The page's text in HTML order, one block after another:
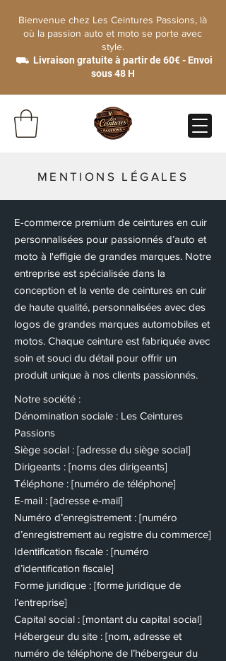
Bienvenue chez Les Ceintures Passions, là
où la passion auto et moto se porte avec
style.
⛟ Livraison gratuite à partir de 60€ - Envoi
sous 48 H
MENTIONS LÉGALES
E-commerce premium de ceintures en cuir
personnalisées pour passionnés d’auto et
moto à l'effigie de grandes marques. Notre
entreprise est spécialisée dans la
conception et la vente de ceintures en cuir
de haute qualité, personnalisées avec des
logos de grandes marques automobiles et
motos. Chaque ceinture est fabriquée avec
soin et souci du détail pour offrir un
produit unique à nos clients passionnés.
Notre société :
Dénomination sociale : Les Ceintures
Passions
Siège social : [adresse du siège social]
Dirigeants : [noms des dirigeants]
Téléphone : [numéro de téléphone]
E-mail : [adresse e-mail]
Numéro d’enregistrement : [numéro
d’enregistrement au registre du commerce]
Identification fiscale : [numéro
d’identification fiscale]
Forme juridique : [forme juridique de
l’entreprise]
Capital social : [montant du capital social]
Hébergeur du site : [nom, adresse et
numéro de téléphone de l’hébergeur du